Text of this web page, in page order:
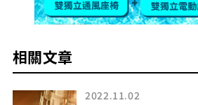
相關文章
2022.11.02